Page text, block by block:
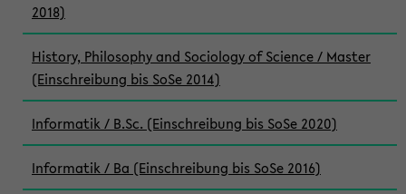
2018)
History, Philosophy and Sociology of Science / Master
(Einschreibung bis SoSe 2014)
Informatik / B.Sc. (Einschreibung bis SoSe 2020)
Informatik / Ba (Einschreibung bis SoSe 2016)